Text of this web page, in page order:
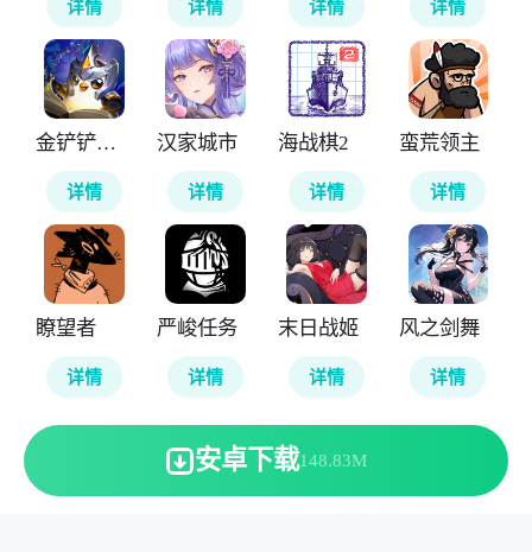
详情 详情 详情 详情
金铲铲之战国际服
详情
汉家城市
详情
海战棋2
详情
蛮荒领主
详情
瞭望者
详情
严峻任务
详情
末日战姬
详情
风之剑舞
详情
安卓下载148.83M